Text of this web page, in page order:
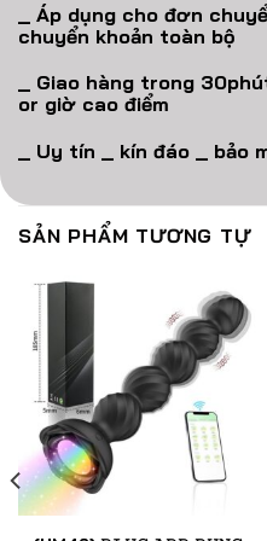
_ Áp dụng cho đơn
chuyển khoản toàn bộ
_ Giao hàng trong
or giờ cao điểm
_ Uy tín _ kín đáo _
SẢN PHẨM TƯƠNG TỰ